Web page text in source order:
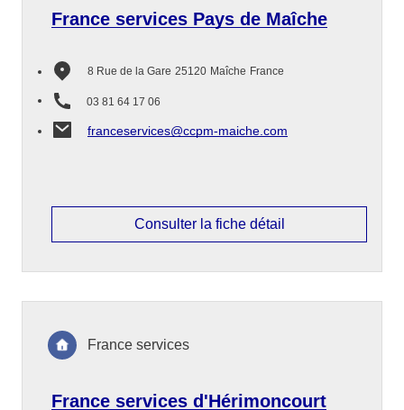
France services Pays de Maîche
8 Rue de la Gare 25120 Maîche France
03 81 64 17 06
franceservices@ccpm-maiche.com
Consulter la fiche détail
France services d'Hérimoncourt
France services